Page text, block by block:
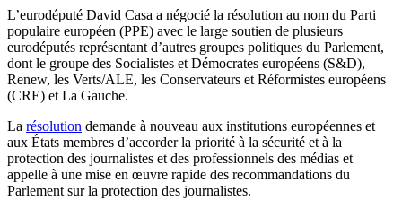
L’eurodéputé David Casa a négocié la résolution au nom du Parti
populaire européen (PPE) avec le large soutien de plusieurs
eurodéputés représentant d’autres groupes politiques du Parlement,
dont le groupe des Socialistes et Démocrates européens (S&D),
Renew, les Verts/ALE, les Conservateurs et Réformistes européens
(CRE) et La Gauche.
La résolution demande à nouveau aux institutions européennes et
aux États membres d’accorder la priorité à la sécurité et à la
protection des journalistes et des professionnels des médias et
appelle à une mise en œuvre rapide des recommandations du
Parlement sur la protection des journalistes.